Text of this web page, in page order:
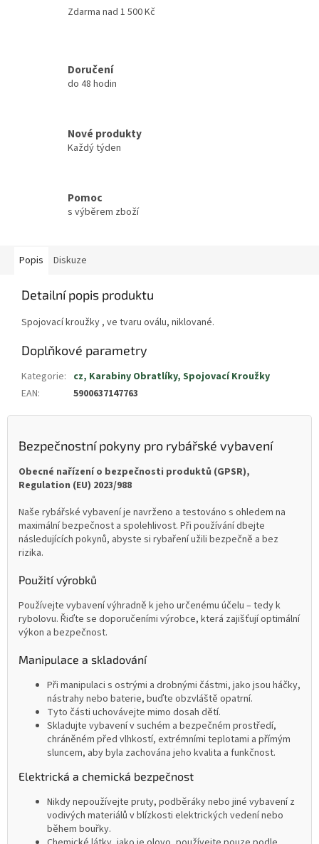
Zdarma nad 1 500 Kč
Doručení
do 48 hodin
Nové produkty
Každý týden
Pomoc
s výběrem zboží
Popis Diskuze
Detailní popis produktu
Spojovací kroužky , ve tvaru oválu, niklované.
Doplňkové parametry
Kategorie: cz, Karabiny Obratlíky, Spojovací Kroužky
EAN: 5900637147763
Bezpečnostní pokyny pro rybářské vybavení
Obecné nařízení o bezpečnosti produktů (GPSR),
Regulation (EU) 2023/988
Naše rybářské vybavení je navrženo a testováno s ohledem na
maximální bezpečnost a spolehlivost. Při používání dbejte
následujících pokynů, abyste si rybaření užili bezpečně a bez
rizika.
Použití výrobků
Používejte vybavení výhradně k jeho určenému účelu – tedy k
rybolovu. Řiďte se doporučeními výrobce, která zajišťují optimální
výkon a bezpečnost.
Manipulace a skladování
Při manipulaci s ostrými a drobnými částmi, jako jsou háčky,
nástrahy nebo baterie, buďte obzvláště opatrní.
Tyto části uchovávejte mimo dosah dětí.
Skladujte vybavení v suchém a bezpečném prostředí,
chráněném před vlhkostí, extrémními teplotami a přímým
sluncem, aby byla zachována jeho kvalita a funkčnost.
Elektrická a chemická bezpečnost
Nikdy nepoužívejte pruty, podběráky nebo jiné vybavení z
vodivých materiálů v blízkosti elektrických vedení nebo
během bouřky.